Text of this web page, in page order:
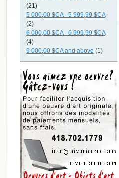
(21)
5 000,00 $CA- 5 999,99 $CA
(2)
6 000,00 $CA- 6 999,99 $CA
(4)
9 000,00 $CAand above (1)